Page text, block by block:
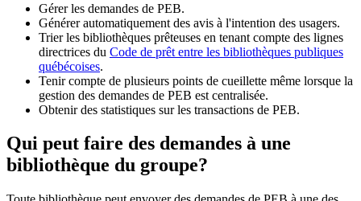
Gérer les demandes de PEB.
Générer automatiquement des avis à l'intention des usagers.
Trier les bibliothèques prêteuses en tenant compte des lignes
directrices du Code de prêt entre les bibliothèques publiques
québécoises.
Tenir compte de plusieurs points de cueillette même lorsque la
gestion des demandes de PEB est centralisée.
Obtenir des statistiques sur les transactions de PEB.
Qui peut faire des demandes à une
bibliothèque du groupe?